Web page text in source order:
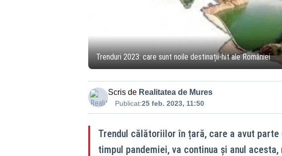
Trenduri 2023: care sunt noile destinații-hit ale României
Scris de Realitatea de Mures
Publicat:25 feb. 2023, 11:50
Trendul călătoriilor în țară, care a avut
timpul pandemiei, va continua și anul